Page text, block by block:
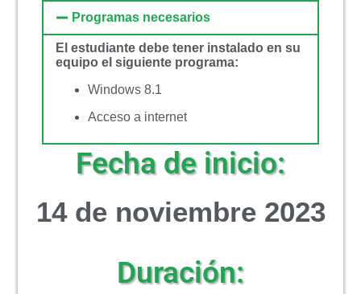
Programas necesarios
El estudiante debe tener instalado en su
equipo el siguiente programa:
Windows 8.1
Acceso a internet
Fecha de inicio:
14 de noviembre 2023
Duración: